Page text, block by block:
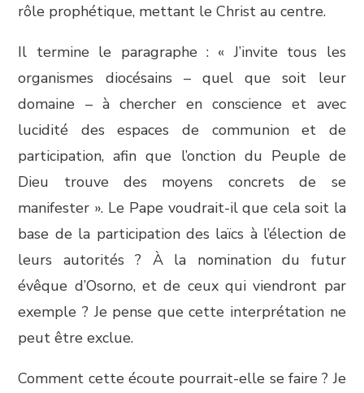
rôle prophétique, mettant le Christ au centre.
Il termine le paragraphe : « J’invite tous les
organismes diocésains – quel que soit leur
domaine – à chercher en conscience et avec
lucidité des espaces de communion et de
participation, afin que l’onction du Peuple de
Dieu trouve des moyens concrets de se
manifester ». Le Pape voudrait-il que cela soit la
base de la participation des laïcs à l’élection de
leurs autorités ? À la nomination du futur
évêque d’Osorno, et de ceux qui viendront par
exemple ? Je pense que cette interprétation ne
peut être exclue.
Comment cette écoute pourrait-elle se faire ? Je